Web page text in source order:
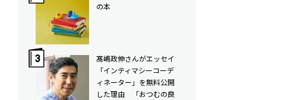
の本
髙嶋政伸さんがエッセイ
「インティマシーコーデ
ィネーター」を無料公開
した理由 「おつむの良